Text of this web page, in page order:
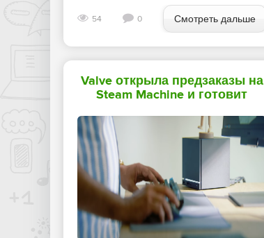
54 0 Смотреть дальше
Valve открыла предзаказы на
Steam Machine и готовит
«Новости мира Интернет»